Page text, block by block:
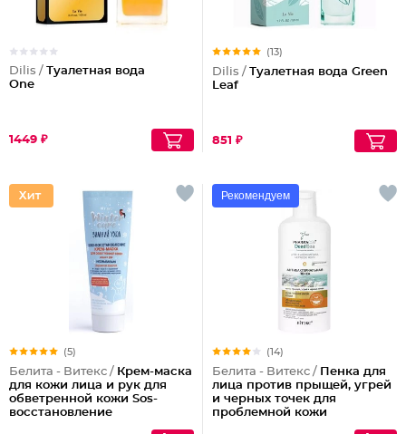
Dilis / Туалетная вода
One
1449 ₽
(13)
Dilis / Туалетная вода Green
Leaf
851 ₽
(5)
Белита - Витекс / Крем-маска
для кожи лица и рук для
обветренной кожи Sos-
восстановление
Рекомендуем
(14)
Белита - Витекс / Пенка для
лица против прыщей, угрей
и черных точек для
проблемной кожи